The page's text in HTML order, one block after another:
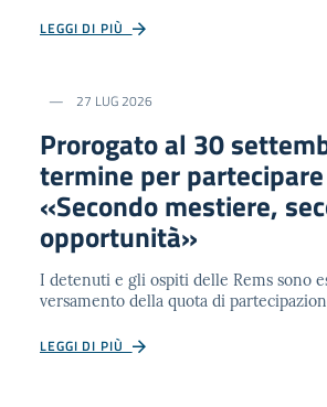
LEGGI DI PIÙ
27 LUG 2026
Prorogato al 30
termine per
«Secondo mestiere,
opportunità»
I detenuti e gli ospiti delle Rems sono
versamento della quota di
LEGGI DI PIÙ